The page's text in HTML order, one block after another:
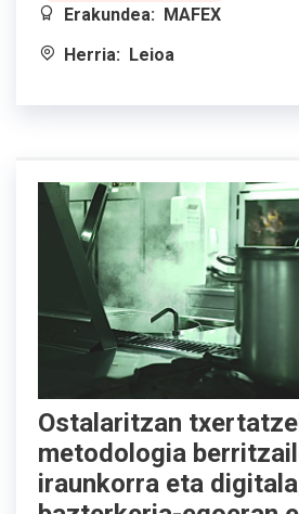
Erakundea: MAFEX
Herria: Leioa
Ostalaritzan
metodologia
iraunkorra eta